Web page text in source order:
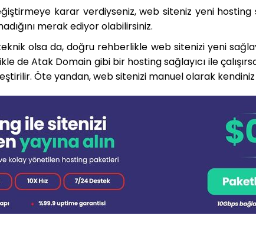
karar verdiyseniz, web siteniz yeni
merak ediyor olabilirsiniz.
olsa da, doğru rehberlikle web sitenizi yeni
de Atak Domain gibi bir hosting sağlayıcı ile
Öte yandan, web sitenizi manuel olarak kendiniz